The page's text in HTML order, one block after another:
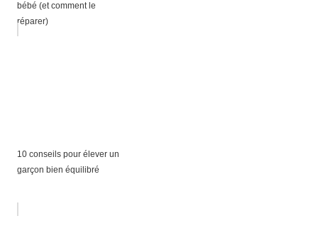
bébé (et comment le
réparer)
10 conseils pour élever un
garçon bien équilibré